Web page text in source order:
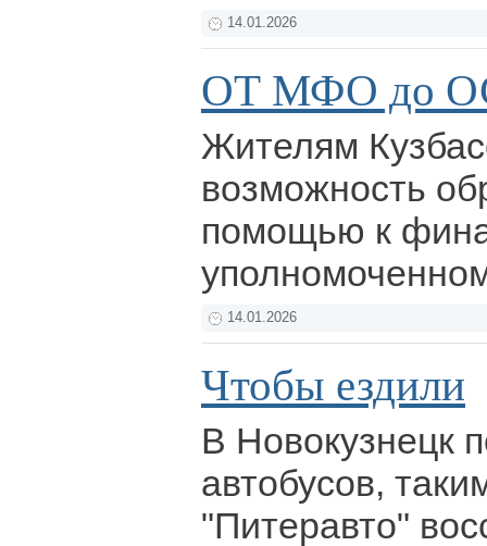
14.01.2026
ОТ МФО до
Жителям
возможность
помощью к
14.01.2026
Чтобы ездили
В Новокузнецк
автобусов,
"Питеравто"